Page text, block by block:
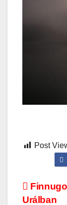
Post
Urálban